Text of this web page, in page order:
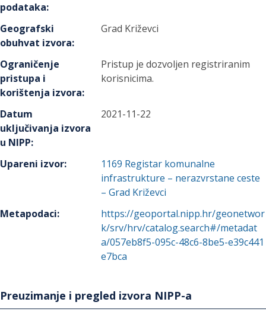
podataka:
Geografski
obuhvat izvora:
Grad Križevci
Ograničenje
pristupa i
korištenja izvora:
Pristup je dozvoljen registriranim
korisnicima.
Datum
uključivanja izvora
u NIPP:
2021-11-22
Upareni izvor: 1169 Registar komunalne
infrastrukture – nerazvrstane ceste
– Grad Križevci
Metapodaci:
https://geoportal.nipp.hr/geonetwor
k/srv/hrv/catalog.search#/metadat
a/057eb8f5-095c-48c6-8be5-e39c441
e7bca
Preuzimanje i pregled izvora NIPP-a